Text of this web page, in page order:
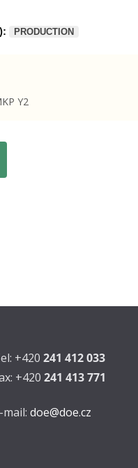
PRODUCTION
Y2
+420 241 412 033
+420 241 413 771
mail: doe@doe.cz